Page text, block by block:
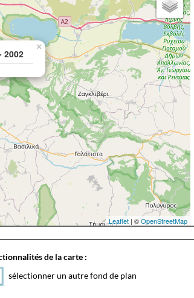
2002
×
Leaflet| ©OpenStreetMap
de la carte :
sélectionner un autre fond de plan